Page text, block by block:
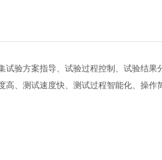
验方案指导、试验过程控制、试验结果
、测试速度快、测试过程智能化、操作